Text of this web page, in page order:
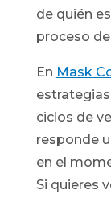
de quién
proceso
En Mask
ciclos de
responde
en el
Si quieres